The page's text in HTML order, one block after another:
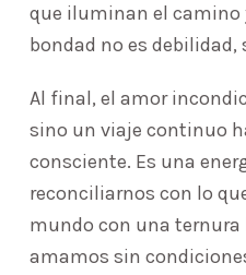
que iluminan el camino
bondad no es debilidad,
Al final, el amor
sino un viaje continuo
consciente. Es una
reconciliarnos con lo
mundo con una ternura
amamos sin